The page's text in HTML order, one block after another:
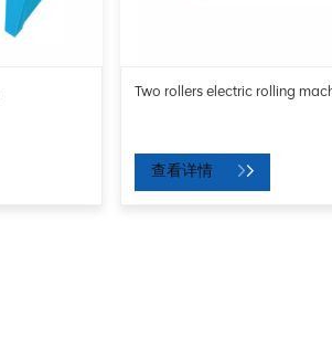
Two rollers electric rolling
查看详情